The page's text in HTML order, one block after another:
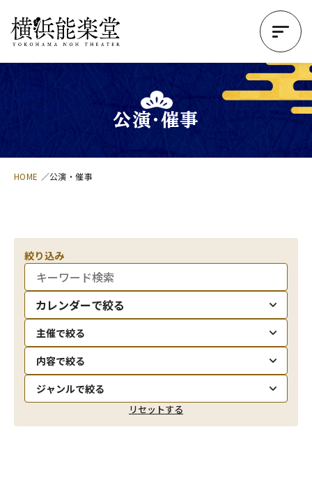
公演・催事
HOME 公演・催事
絞り込み
カレンダーで絞る